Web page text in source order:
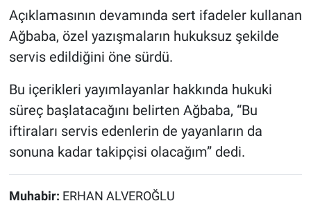
Açıklamasının devamında sert ifadeler kullanan
Ağbaba, özel yazışmaların hukuksuz şekilde
servis edildiğini öne sürdü.
Bu içerikleri yayımlayanlar hakkında hukuki
süreç başlatacağını belirten Ağbaba, “Bu
iftiraları servis edenlerin de yayanların da
sonuna kadar takipçisi olacağım” dedi.
Muhabir: ERHAN ALVEROĞLU